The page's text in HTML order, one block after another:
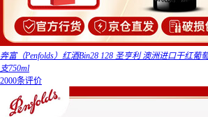
奔富（Penfolds）红酒Bin28 128 圣亨利 澳洲进口干红葡
支750ml
2000条评价